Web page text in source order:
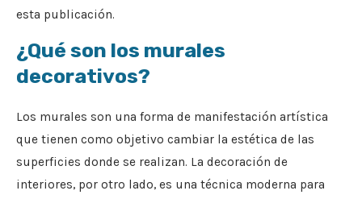
esta publicación.
¿Qué son los murales
decorativos?
Los murales son una forma de manifestación artística
que tienen como objetivo cambiar la estética de las
superficies donde se realizan. La decoración de
interiores, por otro lado, es una técnica moderna para